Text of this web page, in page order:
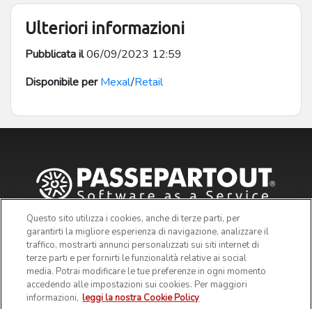
Ulteriori informazioni
Pubblicata il06/09/2023 12:59
Disponibile per Mexal/Retail
Questo sito utilizza i cookies, anche di terze parti, per
garantirti la migliore esperienza di navigazione, analizzare il
traffico, mostrarti annunci personalizzati sui siti internet di
terze parti e per fornirti le funzionalità relative ai social
media. Potrai modificare le tue preferenze in ogni momento
accedendo alle impostazioni sui cookies. Per maggiori
informazioni, leggi la nostra Cookie Policy